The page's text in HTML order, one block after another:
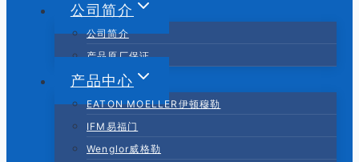
公司简介
公司简介
产品原厂保证
产品中心
EATON MOELLER伊顿穆勒
IFM易福门
Wenglor威格勒